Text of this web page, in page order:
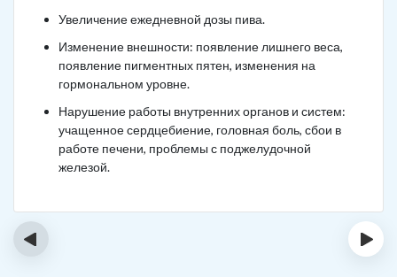
Увеличение ежедневной дозы пива.
Изменение внешности: появление лишнего веса,
появление пигментных пятен, изменения на
гормональном уровне.
Нарушение работы внутренних органов и систем:
учащенное сердцебиение, головная боль, сбои в
работе печени, проблемы с поджелудочной
железой.
‹ ›